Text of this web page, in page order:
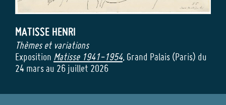
MATISSE HENRI
Thèmes et variations
Exposition Matisse 1941-1954, Grand Palais (Paris) du
24 mars au 26 juillet 2026